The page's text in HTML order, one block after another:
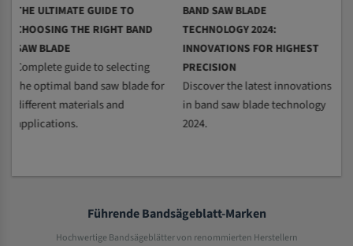
BAND SAW BLADE
TECHNOLOGY 2024:
INNOVATIONS FOR HIGHEST
PRECISION
Discover the latest innovations
in band saw blade technology
2024.
BAND SAW BLADE
MAINTENANCE: MAXIMUM
SERVICE LIFE THROUGH
PROPER CARE
Professional band saw blade
maintenance for maximum
service life and optimal cutting
Führende Bandsägeblatt-Marken
Hochwertige Bandsägeblätter von renommierten Herstellern